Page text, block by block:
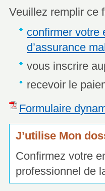
Veuillez remplir ce
confirmer votre
d’assurance
vous inscrire
recevoir le
Formulaire
J’utilise Mon
Confirmez votre
professionnel de